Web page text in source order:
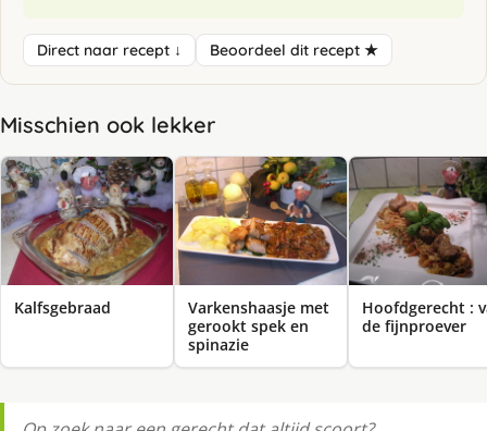
Direct naar recept ↓ Beoordeel dit recept ★
Misschien ook lekker
Kalfsgebraad
Varkenshaasje met
gerookt spek en
spinazie
Hoofdgerecht :
de fijnproever